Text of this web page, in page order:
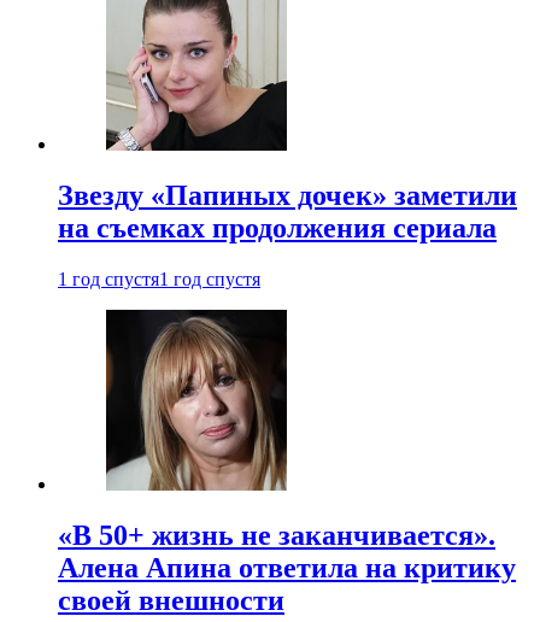
Звезду «Папиных дочек» заметили
на съемках продолжения сериала
1 год спустя1 год спустя
«В 50+ жизнь не заканчивается».
Алена Апина ответила на критику
своей внешности